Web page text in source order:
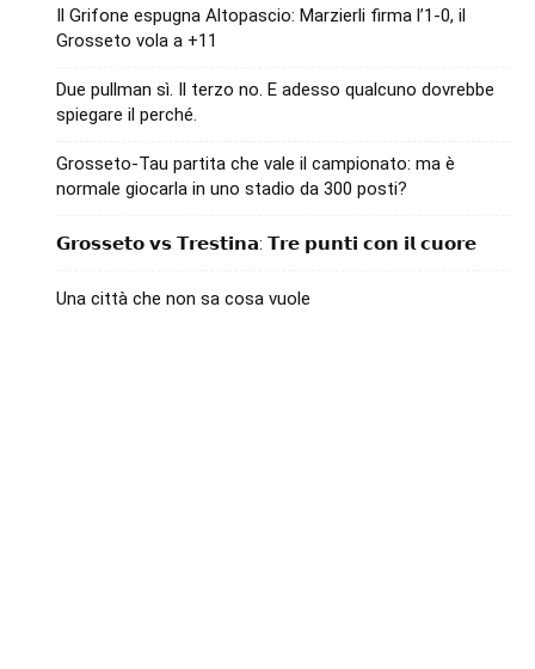
Il Grifone espugna Altopascio: Marzierli firma l’1-0, il
Grosseto vola a +11
Due pullman sì. Il terzo no. E adesso qualcuno dovrebbe
spiegare il perché.
Grosseto-Tau partita che vale il campionato: ma è
normale giocarla in uno stadio da 300 posti?
𝗚𝗿𝗼𝘀𝘀𝗲𝘁𝗼 𝘃𝘀 𝗧𝗿𝗲𝘀𝘁𝗶𝗻𝗮: 𝗧𝗿𝗲 𝗽𝘂𝗻𝘁𝗶 𝗰𝗼𝗻 𝗶𝗹 𝗰𝘂𝗼𝗿𝗲
Una città che non sa cosa vuole